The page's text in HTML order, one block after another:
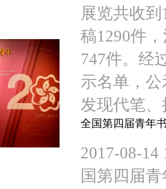
展览共收
稿1290件
747件。经
示名单，
发现代笔
全国第四届青年
2017-08-
国第四届